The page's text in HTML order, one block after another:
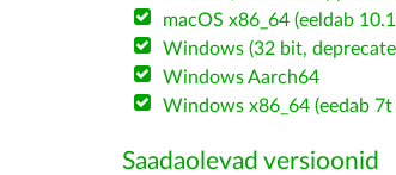
macOS x86_64 (eeldab
Windows (32 bit,
Windows Aarch64
Windows x86_64 (eedab
Saadaolevad versioonid